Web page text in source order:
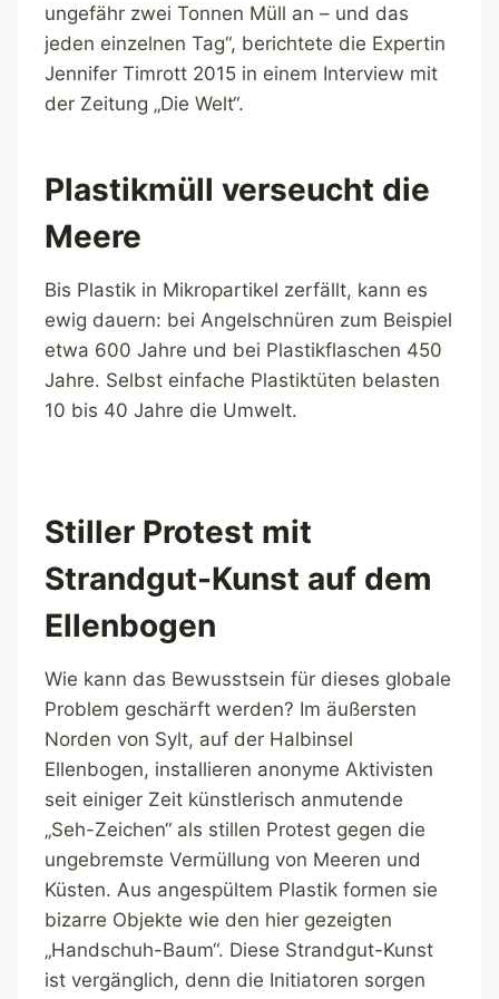
ungefähr zwei Tonnen Müll an – und das
jeden einzelnen Tag“, berichtete die Expertin
Jennifer Timrott 2015 in einem Interview mit
der Zeitung „Die Welt“.
Plastikmüll verseucht die
Meere
Bis Plastik in Mikropartikel zerfällt, kann es
ewig dauern: bei Angelschnüren zum Beispiel
etwa 600 Jahre und bei Plastikflaschen 450
Jahre. Selbst einfache Plastiktüten belasten
10 bis 40 Jahre die Umwelt.
Stiller Protest mit
Strandgut-Kunst auf dem
Ellenbogen
Wie kann das Bewusstsein für dieses globale
Problem geschärft werden? Im äußersten
Norden von Sylt, auf der Halbinsel
Ellenbogen, installieren anonyme Aktivisten
seit einiger Zeit künstlerisch anmutende
„Seh-Zeichen“ als stillen Protest gegen die
ungebremste Vermüllung von Meeren und
Küsten. Aus angespültem Plastik formen sie
bizarre Objekte wie den hier gezeigten
„Handschuh-Baum“. Diese Strandgut-Kunst
ist vergänglich, denn die Initiatoren sorgen